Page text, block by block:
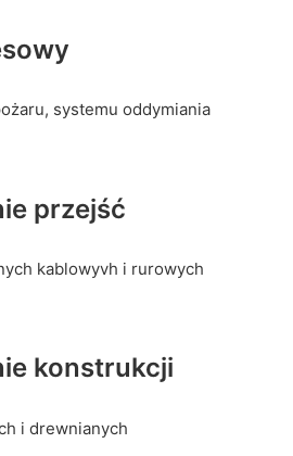
systemu oddymiania
przejść
kablowyvh i rurowych
konstrukcji
i drewnianych